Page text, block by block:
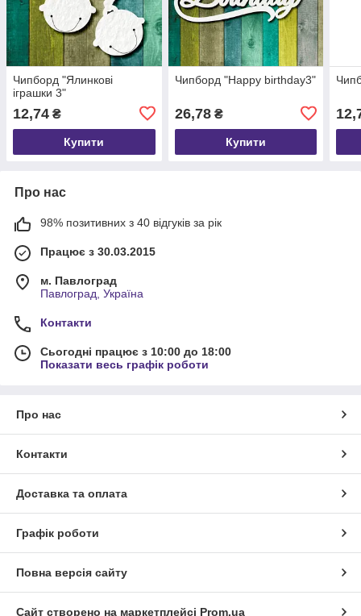
Чипборд "Ялинкові
іграшки 3"
12,74 ₴
Купити
Чипборд "Happy birthday3"
26,78₴
Купити
Про нас
98% позитивних з 40 відгуків за рік
Працює з 30.03.2015
м. Павлоград
Павлоград, Україна
Контакти
Сьогодні працює з 10:00 до 18:00
Показати весь графік роботи
Про нас
Контакти
Доставка та оплата
Графік роботи
Повна версія сайту
Сайт створено на маркетплейсі Prom.ua